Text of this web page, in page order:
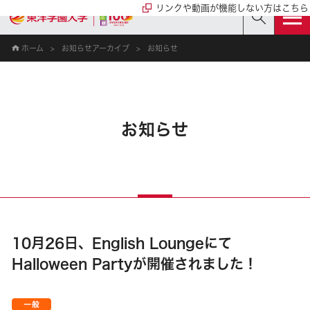
ホーム お知らせアーカイブ お知らせ
お知らせ
10月26日、English Loungeにて
Halloween Partyが開催されました！
リンクや動画が機能しない方はこちら